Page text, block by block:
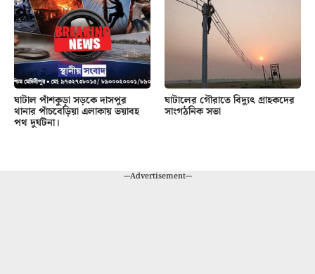
ঘাটাল পাঁশকুড়া সড়কে দাসপুর
থানার পাঁচবেড়িয়া এলাকায় ভয়াবহ
পথ দুর্ঘটনা।
ঘাটালের গৌরাতে বিদ্যুৎ গ্রাহকদের
সাংগঠনিক সভা
---Advertisement---